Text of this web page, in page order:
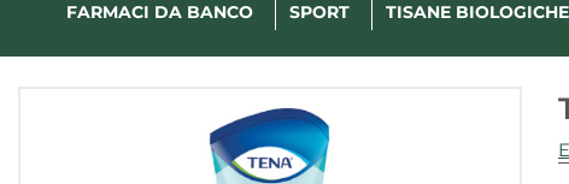
FARMACI DA BANCO SPORT TISANE BIOLOGICHE